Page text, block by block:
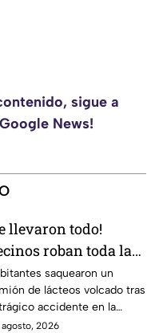
sigue a
News!
llevaron todo!
roban toda la
del tráiler
en la carretera
Irapuato
saquearon un
de lácteos volcado tras
accidente en la
Irapuato-Abasolo
2026